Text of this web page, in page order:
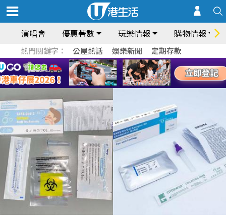
演唱會 優惠著數 玩樂情報 購物情報
熱門關鍵字： 公屋熱話 娛樂新聞 定期存款